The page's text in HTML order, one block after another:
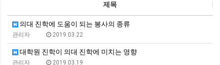
제목
의대 진학에 도움이 되는 봉사의 종류
관리자 2019.03.22
대학원 진학이 의대 진학에 미치는 영향
관리자 2019.03.19